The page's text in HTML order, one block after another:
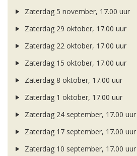
Zaterdag 5 november, 17.00 uur
Zaterdag 29 oktober, 17.00 uur
Zaterdag 22 oktober, 17.00 uur
Zaterdag 15 oktober, 17.00 uur
Zaterdag 8 oktober, 17.00 uur
Zaterdag 1 oktober, 17.00 uur
Zaterdag 24 september, 17.00 uur
Zaterdag 17 september, 17.00 uur
Zaterdag 10 september, 17.00 uur